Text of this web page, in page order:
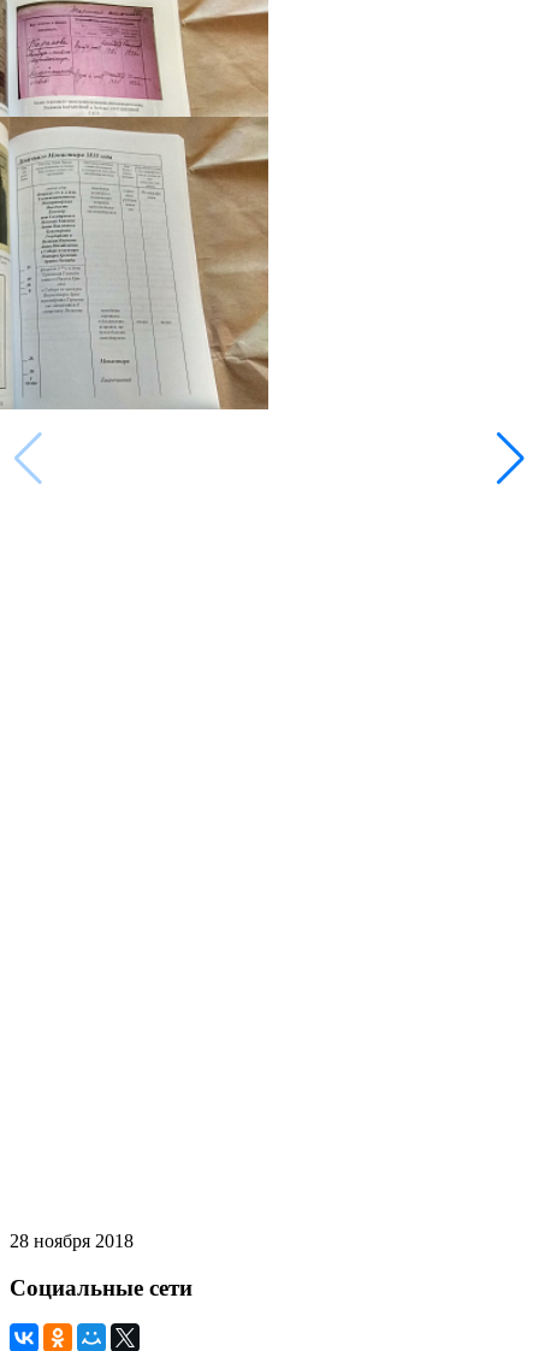
28 ноября 2018
Социальные сети